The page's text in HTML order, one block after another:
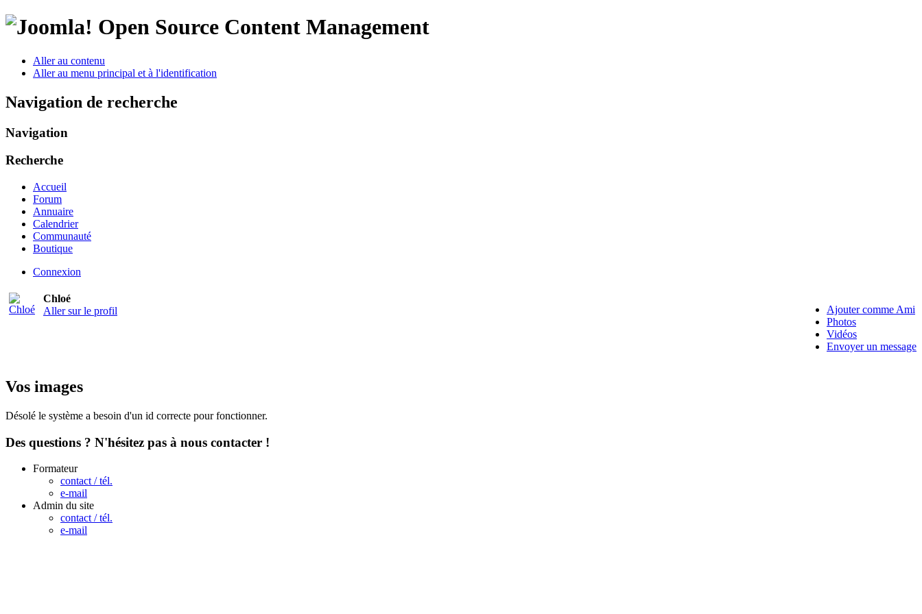
Open Source Content Management
Aller au contenu
Aller au menu principal et à l'identification
Navigation de recherche
Navigation
Recherche
Accueil
Forum
Annuaire
Calendrier
Communauté
Boutique
Connexion
Chloé
Aller sur le profil
Ajouter comme Ami
Photos
Vidéos
Envoyer un message
Vos images
Désolé le système a besoin d'un id correcte pour fonctionner.
Des questions ? N'hésitez pas à nous contacter !
Formateur
contact / tél.
e-mail
Admin du site
contact / tél.
e-mail